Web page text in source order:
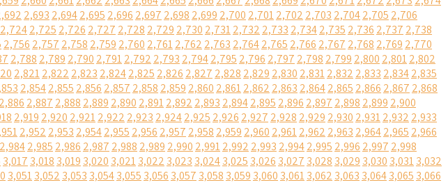
2,693 2,6942,695 2,696 2,697 2,698 2,699 2,700 2,7012,702 2,703 2,7042,705 2,706
2,7242,725 2,726 2,727 2,728 2,729 2,730 2,7312,732 2,733 2,7342,735 2,736 2,737 2,738
2,756 2,757 2,758 2,759 2,760 2,7612,762 2,763 2,7642,765 2,766 2,767 2,768 2,769 2,770
2,788 2,789 2,790 2,7912,792 2,793 2,7942,795 2,796 2,797 2,798 2,799 2,800 2,8012,802
2,8212,822 2,823 2,8242,825 2,826 2,827 2,828 2,829 2,830 2,8312,832 2,833 2,8342,835
2,8542,855 2,856 2,857 2,858 2,859 2,860 2,8612,862 2,863 2,8642,865 2,866 2,867 2,868
2,886 2,887 2,888 2,889 2,890 2,8912,892 2,893 2,8942,895 2,896 2,897 2,898 2,899 2,900
2,919 2,920 2,9212,922 2,923 2,9242,925 2,926 2,927 2,928 2,929 2,930 2,9312,932 2,933
2,952 2,953 2,9542,955 2,956 2,957 2,958 2,959 2,960 2,9612,962 2,963 2,9642,965 2,966
2,9842,985 2,986 2,987 2,988 2,989 2,990 2,9912,992 2,993 2,9942,995 2,996 2,997 2,998
3,017 3,018 3,019 3,020 3,0213,022 3,023 3,0243,025 3,026 3,027 3,028 3,029 3,030 3,0313,032
3,0513,052 3,053 3,0543,055 3,056 3,057 3,058 3,059 3,060 3,0613,062 3,063 3,0643,065 3,066